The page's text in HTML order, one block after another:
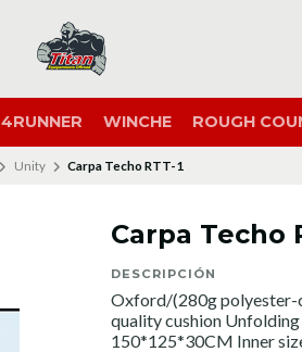
4RUNNER WINCHE ROUGH
Unity Carpa Techo RTT-1
Carpa Techo
DESCRIPCIÓN
Oxford/(280g polyester-
quality cushion
150*125*30CM Inner